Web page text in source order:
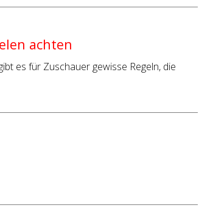
achten
es für Zuschauer gewisse Regeln, die